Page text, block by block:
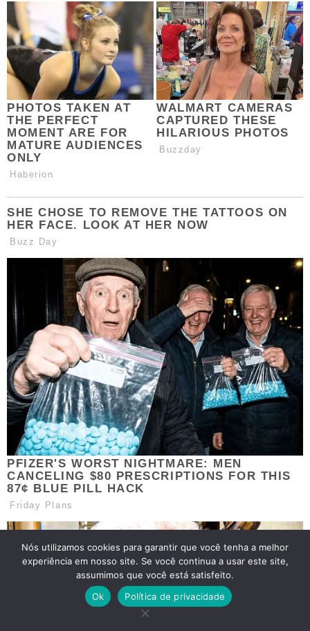
Nós utilizamos cookies para garantir que você tenha a melhor
experiência em nosso site. Se você continua a usar este site,
assumimos que você está satisfeito.
Ok
Política de privacidade